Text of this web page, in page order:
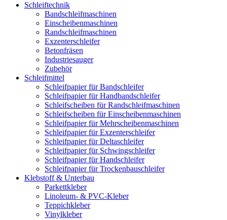
Schleiftechnik
Bandschleifmaschinen
Einscheibenmaschinen
Randschleifmaschinen
Exzenterschleifer
Betonfräsen
Industriesauger
Zubehör
Schleifmittel
Schleifpapier für Bandschleifer
Schleifpapier für Handbandschleifer
Schleifscheiben für Randschleifmaschinen
Schleifscheiben für Einscheibenmaschinen
Schleifpapier für Mehrscheibenmaschinen
Schleifpapier für Exzenterschleifer
Schleifpapier für Deltaschleifer
Schleifpapier für Schwingschleifer
Schleifpapier für Handschleifer
Schleifpapier für Trockenbauschleifer
Klebstoff & Unterbau
Parkettkleber
Linoleum- & PVC-Kleber
Teppichkleber
Vinylkleber